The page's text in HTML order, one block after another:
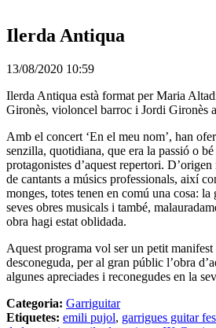
Ilerda Antiqua
13/08/2020 10:59
Ilerda Antiqua està format per Maria
Gironès, violoncel barroc i Jordi Gironès
Amb el concert ‘En el meu nom’, han
senzilla, quotidiana, que era la passió o
protagonistes d’aquest repertori.
de cantants a músics professionals, així
monges, totes tenen en comú una cosa:
seves obres musicals i també,
obra hagi estat oblidada.
Aquest programa vol ser un petit manifest
desconeguda, per al gran públic l’obra
algunes apreciades i reconegudes en la
Categoria: Garriguitar
Etiquetes: emili pujol, garrigues guitar